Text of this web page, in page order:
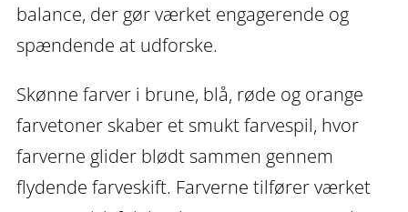
balance, der gør værket engagerende og
spændende at udforske.
Skønne farver i brune, blå, røde og orange
farvetoner skaber et smukt farvespil, hvor
farverne glider blødt sammen gennem
flydende farveskift. Farverne tilfører værket